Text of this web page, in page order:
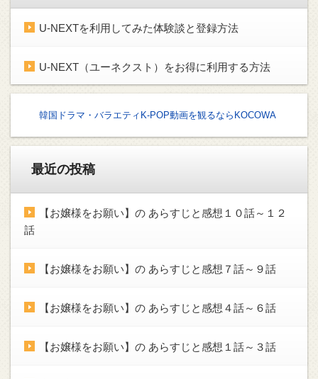
U-NEXTを利用してみた体験談と登録方法
U-NEXT（ユーネクスト）をお得に利用する方法
韓国ドラマ・バラエティK-POP動画を観るならKOCOWA
最近の投稿
【お嬢様をお願い】の あらすじと感想１０話～１２
話
【お嬢様をお願い】の あらすじと感想７話～９話
【お嬢様をお願い】の あらすじと感想４話～６話
【お嬢様をお願い】の あらすじと感想１話～３話